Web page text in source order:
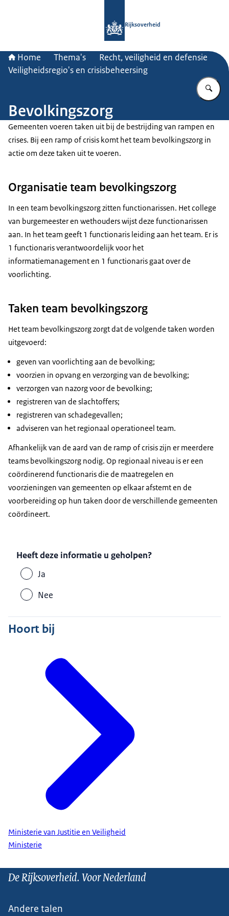
Rijksoverheid
Home Thema's
Recht, veiligheid en defensie
Veiligheidsregio's en crisisbeheersing
Bevolkingszorg
Gemeenten voeren taken uit bij de bestrijding van rampen en
crises. Bij een ramp of crisis komt het team bevolkingszorg in
actie om deze taken uit te voeren.
Organisatie team bevolkingszorg
In een team bevolkingszorg zitten functionarissen. Het college
van burgemeester en wethouders wijst deze functionarissen
aan. In het team geeft 1 functionaris leiding aan het team. Er is
1 functionaris verantwoordelijk voor het
informatiemanagement en 1 functionaris gaat over de
voorlichting.
Taken team bevolkingszorg
Het team bevolkingszorg zorgt dat de volgende taken worden
uitgevoerd:
geven van voorlichting aan de bevolking;
voorzien in opvang en verzorging van de bevolking;
verzorgen van nazorg voor de bevolking;
registreren van de slachtoffers;
registreren van schadegevallen;
adviseren van het regionaal operationeel team.
Afhankelijk van de aard van de ramp of crisis zijn er meerdere
teams bevolkingszorg nodig. Op regionaal niveau is er een
coördinerend functionaris die de maatregelen en
voorzieningen van gemeenten op elkaar afstemt en de
voorbereiding op hun taken door de verschillende gemeenten
coördineert.
Heeft deze informatie u geholpen?
Ja
Nee
Hoort bij
Ministerie van Justitie en Veiligheid
Ministerie
De Rijksoverheid. Voor Nederland
Andere talen